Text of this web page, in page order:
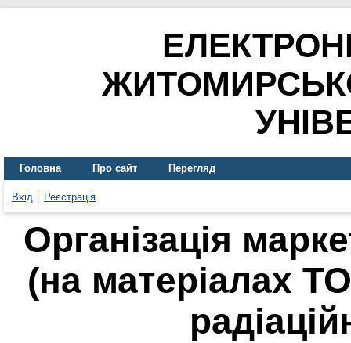
Головна Про сайт Перегляд
Вхід Реєстрація
Організація
(на матеріалах